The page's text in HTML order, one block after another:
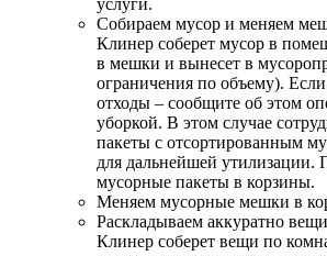
Собираем мусор и меняем
Клинер соберет мусор в
в мешки и вынесет в
ограничения по объему).
отходы – сообщите об этом
уборкой. В этом случае
пакеты с отсортированным
для дальнейшей утилизации.
мусорные пакеты в корзины.
Меняем мусорные мешки в
Раскладываем аккуратно вещи
Клинер соберет вещи по